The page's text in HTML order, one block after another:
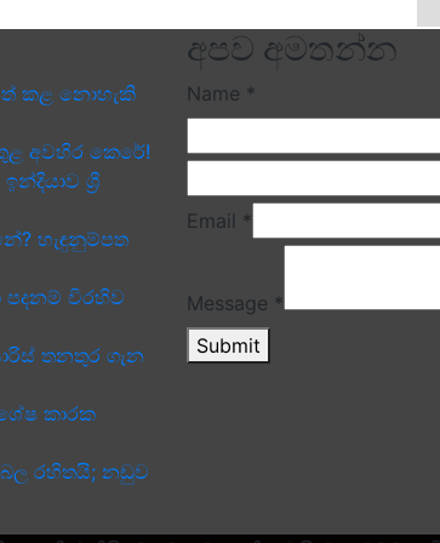
කළ නොහැකි
අවහිර කෙරේ!
ශ්‍රී
හැඳුනුම්පත
පදනම් විරහිව
තනතුර ගැන
කාරක
රහිතයි; නඩුව
අපව අමතන්න
Name *
Email *
Message *
Submit